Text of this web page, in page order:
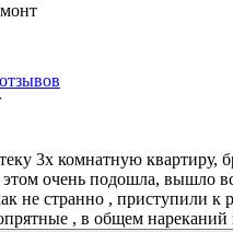
3х комнатную квартиру,
очень подошла, вышло
не странно , приступили к
, в общем нареканий